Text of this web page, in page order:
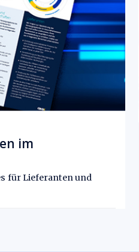
im
für Lieferanten und